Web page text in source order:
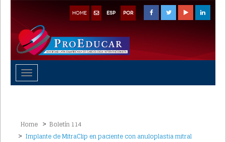
HOME ESP POR
Toggle
navigation
Home
Boletín 114
Implante de MitraClip en paciente con anuloplastia mitral